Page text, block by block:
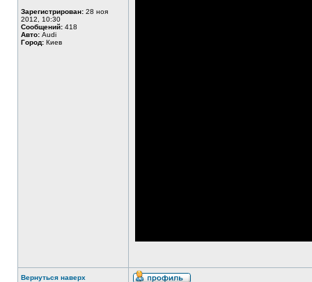
Зарегистрирован: 28 ноя
2012, 10:30
Сообщений: 418
Авто: Audi
Город: Киев
Вернуться наверх